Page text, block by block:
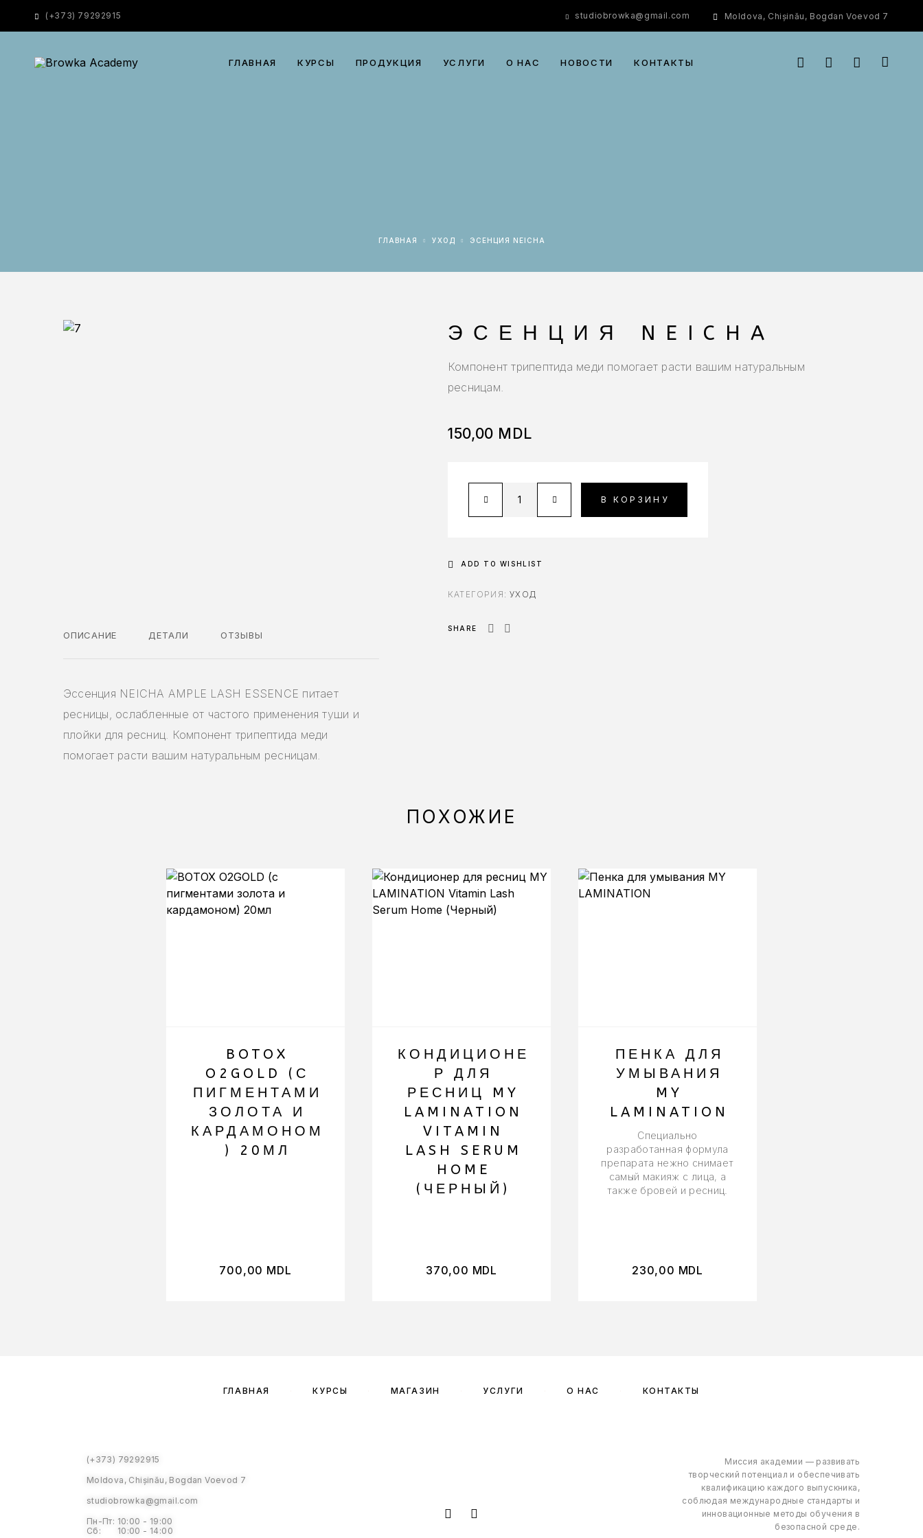
(+373) 79292915 studiobrowka@gmail.com Moldova, Chișinău, Bogdan Voevod 7
ГЛАВНАЯ КУРСЫ ПРОДУКЦИЯ УСЛУГИ О НАС НОВОСТИ КОНТАКТЫ
ГЛАВНАЯ УХОД ЭСЕНЦИЯ NEICHA
ОПИСАНИЕ ДЕТАЛИ ОТЗЫВЫ
Эссенция NEICHA AMPLE LASH ESSENCE питает
ресницы, ослабленные от частого применения туши и
плойки для ресниц. Компонент трипептида меди
помогает расти вашим натуральным ресницам.
ЭСЕНЦИЯ NEICHA
Компонент трипептида меди помогает расти вашим натуральным
ресницам.
150,00 MDL
В КОРЗИНУ
ADD TO WISHLIST
КАТЕГОРИЯ:УХОД
SHARE
ПОХОЖИЕ
BOTOX
O2GOLD (С
ПИГМЕНТАМИ
ЗОЛОТА И
КАРДАМОНОМ
) 20МЛ
700,00 MDL
КОНДИЦИОНЕ
Р ДЛЯ
РЕСНИЦ MY
LAMINATION
VITAMIN
LASH SERUM
HOME
(ЧЕРНЫЙ)
370,00 MDL
ПЕНКА ДЛЯ
УМЫВАНИЯ
MY
LAMINATION
Специально
разработанная формула
препарата нежно снимает
самый макияж с лица, а
также бровей и ресниц.
230,00 MDL
ГЛАВНАЯ КУРСЫ МАГАЗИН УСЛУГИ О НАС КОНТАКТЫ
(+373) 79292915
Moldova, Chișinău, Bogdan Voevod 7
studiobrowka@gmail.com
Пн-Пт: 10:00 - 19:00
Сб: 10:00 - 14:00
Миссия академии — развивать
творческий потенциал и обеспечивать
квалификацию каждого выпускника,
соблюдая международные стандарты и
инновационные методы обучения в
безопасной среде.